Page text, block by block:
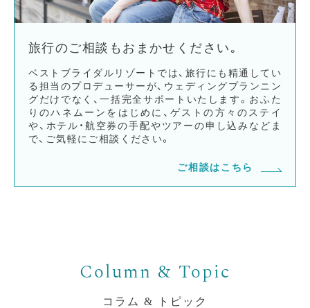
旅行のご相談もおまかせください｡
ベストブライダルリゾートでは、旅行にも精通してい
る担当のプロデューサーが、ウェディングプランニン
グだけでなく、一括完全サポートいたします。おふた
りのハネムーンをはじめに、ゲストの方々のステイ
や、ホテル・航空券の手配やツアーの申し込みなどま
で、ご気軽にご相談ください。
ご相談はこちら
コラム & トピック